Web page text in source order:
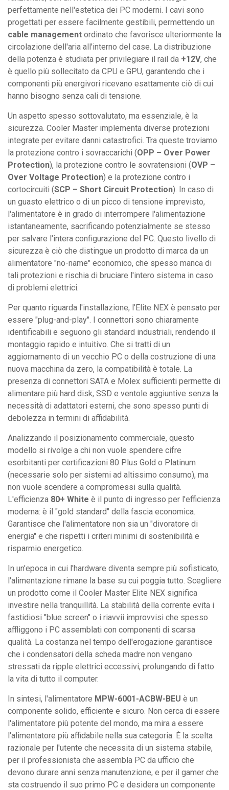
perfettamente nell'estetica dei PC moderni. I cavi sono
progettati per essere facilmente gestibili, permettendo un
cable management ordinato che favorisce ulteriormente la
circolazione dell'aria all'interno del case. La distribuzione
della potenza è studiata per privilegiare il rail da +12V, che
è quello più sollecitato da CPU e GPU, garantendo che i
componenti più energivori ricevano esattamente ciò di cui
hanno bisogno senza cali di tensione.
Un aspetto spesso sottovalutato, ma essenziale, è la
sicurezza. Cooler Master implementa diverse protezioni
integrate per evitare danni catastrofici. Tra queste troviamo
la protezione contro i sovraccarichi (OPP – Over Power
Protection), la protezione contro le sovratensioni (OVP –
Over Voltage Protection) e la protezione contro i
cortocircuiti (SCP – Short Circuit Protection). In caso di
un guasto elettrico o di un picco di tensione imprevisto,
l'alimentatore è in grado di interrompere l'alimentazione
istantaneamente, sacrificando potenzialmente se stesso
per salvare l'intera configurazione del PC. Questo livello di
sicurezza è ciò che distingue un prodotto di marca da un
alimentatore "no-name" economico, che spesso manca di
tali protezioni e rischia di bruciare l'intero sistema in caso
di problemi elettrici.
Per quanto riguarda l'installazione, l'Elite NEX è pensato per
essere "plug-and-play". I connettori sono chiaramente
identificabili e seguono gli standard industriali, rendendo il
montaggio rapido e intuitivo. Che si tratti di un
aggiornamento di un vecchio PC o della costruzione di una
nuova macchina da zero, la compatibilità è totale. La
presenza di connettori SATA e Molex sufficienti permette di
alimentare più hard disk, SSD e ventole aggiuntive senza la
necessità di adattatori esterni, che sono spesso punti di
debolezza in termini di affidabilità.
Analizzando il posizionamento commerciale, questo
modello si rivolge a chi non vuole spendere cifre
esorbitanti per certificazioni 80 Plus Gold o Platinum
(necessarie solo per sistemi ad altissimo consumo), ma
non vuole scendere a compromessi sulla qualità.
L'efficienza 80+ White è il punto di ingresso per l'efficienza
moderna: è il "gold standard" della fascia economica.
Garantisce che l'alimentatore non sia un "divoratore di
energia" e che rispetti i criteri minimi di sostenibilità e
risparmio energetico.
In un'epoca in cui l'hardware diventa sempre più sofisticato,
l'alimentazione rimane la base su cui poggia tutto. Scegliere
un prodotto come il Cooler Master Elite NEX significa
investire nella tranquillità. La stabilità della corrente evita i
fastidiosi "blue screen" o i riavvii improvvisi che spesso
affliggono i PC assemblati con componenti di scarsa
qualità. La costanza nel tempo dell'erogazione garantisce
che i condensatori della scheda madre non vengano
stressati da ripple elettrici eccessivi, prolungando di fatto
la vita di tutto il computer.
In sintesi, l'alimentatore MPW-6001-ACBW-BEU è un
componente solido, efficiente e sicuro. Non cerca di essere
l'alimentatore più potente del mondo, ma mira a essere
l'alimentatore più affidabile nella sua categoria. È la scelta
razionale per l'utente che necessita di un sistema stabile,
per il professionista che assembla PC da ufficio che
devono durare anni senza manutenzione, e per il gamer che
sta costruendo il suo primo PC e desidera un componente